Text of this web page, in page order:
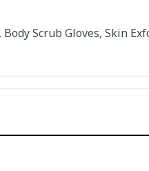
Scrub Gloves, Skin